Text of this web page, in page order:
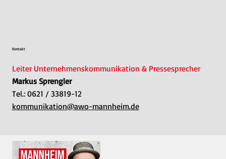
Kontakt
Leiter Unternehmenskommunikation & Pressesprecher
Markus Sprengler
Tel.: 0621 / 33819-12
kommunikation@awo-mannheim.de​